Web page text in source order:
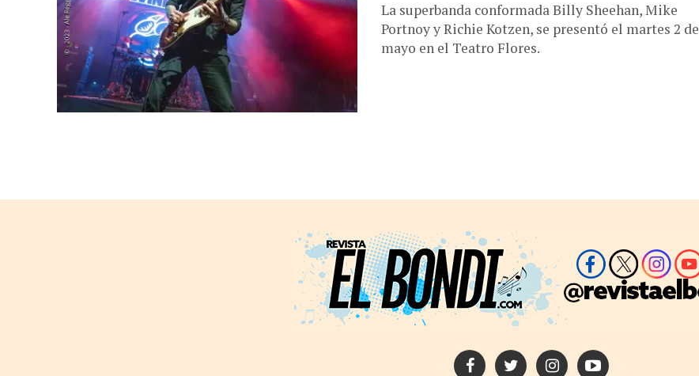
La superbanda conformada Billy Sheehan, Mike
Portnoy y Richie Kotzen, se presentó el martes 2 de
mayo en el Teatro Flores.